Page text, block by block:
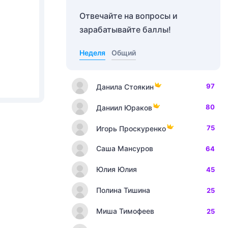
Отвечайте на вопросы и
зарабатывайте баллы!
Неделя Общий
Данила Стоякин 97
Даниил Юраков 80
Игорь Проскуренко 75
Саша Мансуров 64
Юлия Юлия 45
Полина Тишина 25
Миша Тимофеев 25